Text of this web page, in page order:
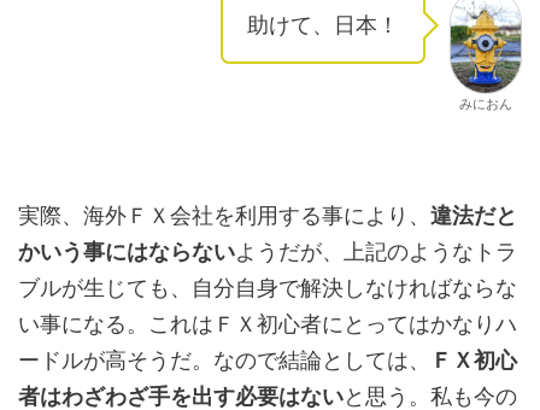
助けて、日本！
みにおん
実際、海外ＦＸ会社を利用する事により、 違法だと
かいう事にはならないようだが、上記のようなトラ
ブルが生じても、自分自身で解決しなければならな
い事になる。これはＦＸ初心者にとってはかなりハ
ードルが高そうだ。なので結論としては、
ＦＸ初心
者はわざわざ手を出す必要はないと思う。私も今の